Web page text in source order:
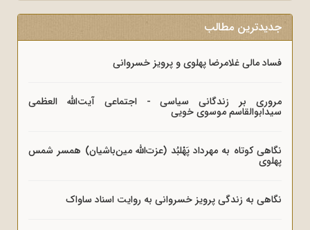
جدیدترین مطالب
فساد مالی غلامرضا پهلوی و پرویز خسروانی
مروری بر زندگانی سیاسی - اجتماعی آیت‌الله العظمی
سیدابوالقاسم موسوی خویی
نگاهی کوتاه به مهرداد پَهْلبُد (عزت‌الله مین‌باشیان) همسر شمس
پهلوی
نگاهی به زندگی پرویز خسروانی به روایت اسناد ساواک